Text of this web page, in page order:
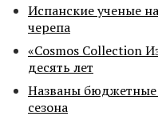
Испанские ученые
черепа
«Cosmos Collection
десять лет
Названы бюджетные
сезона